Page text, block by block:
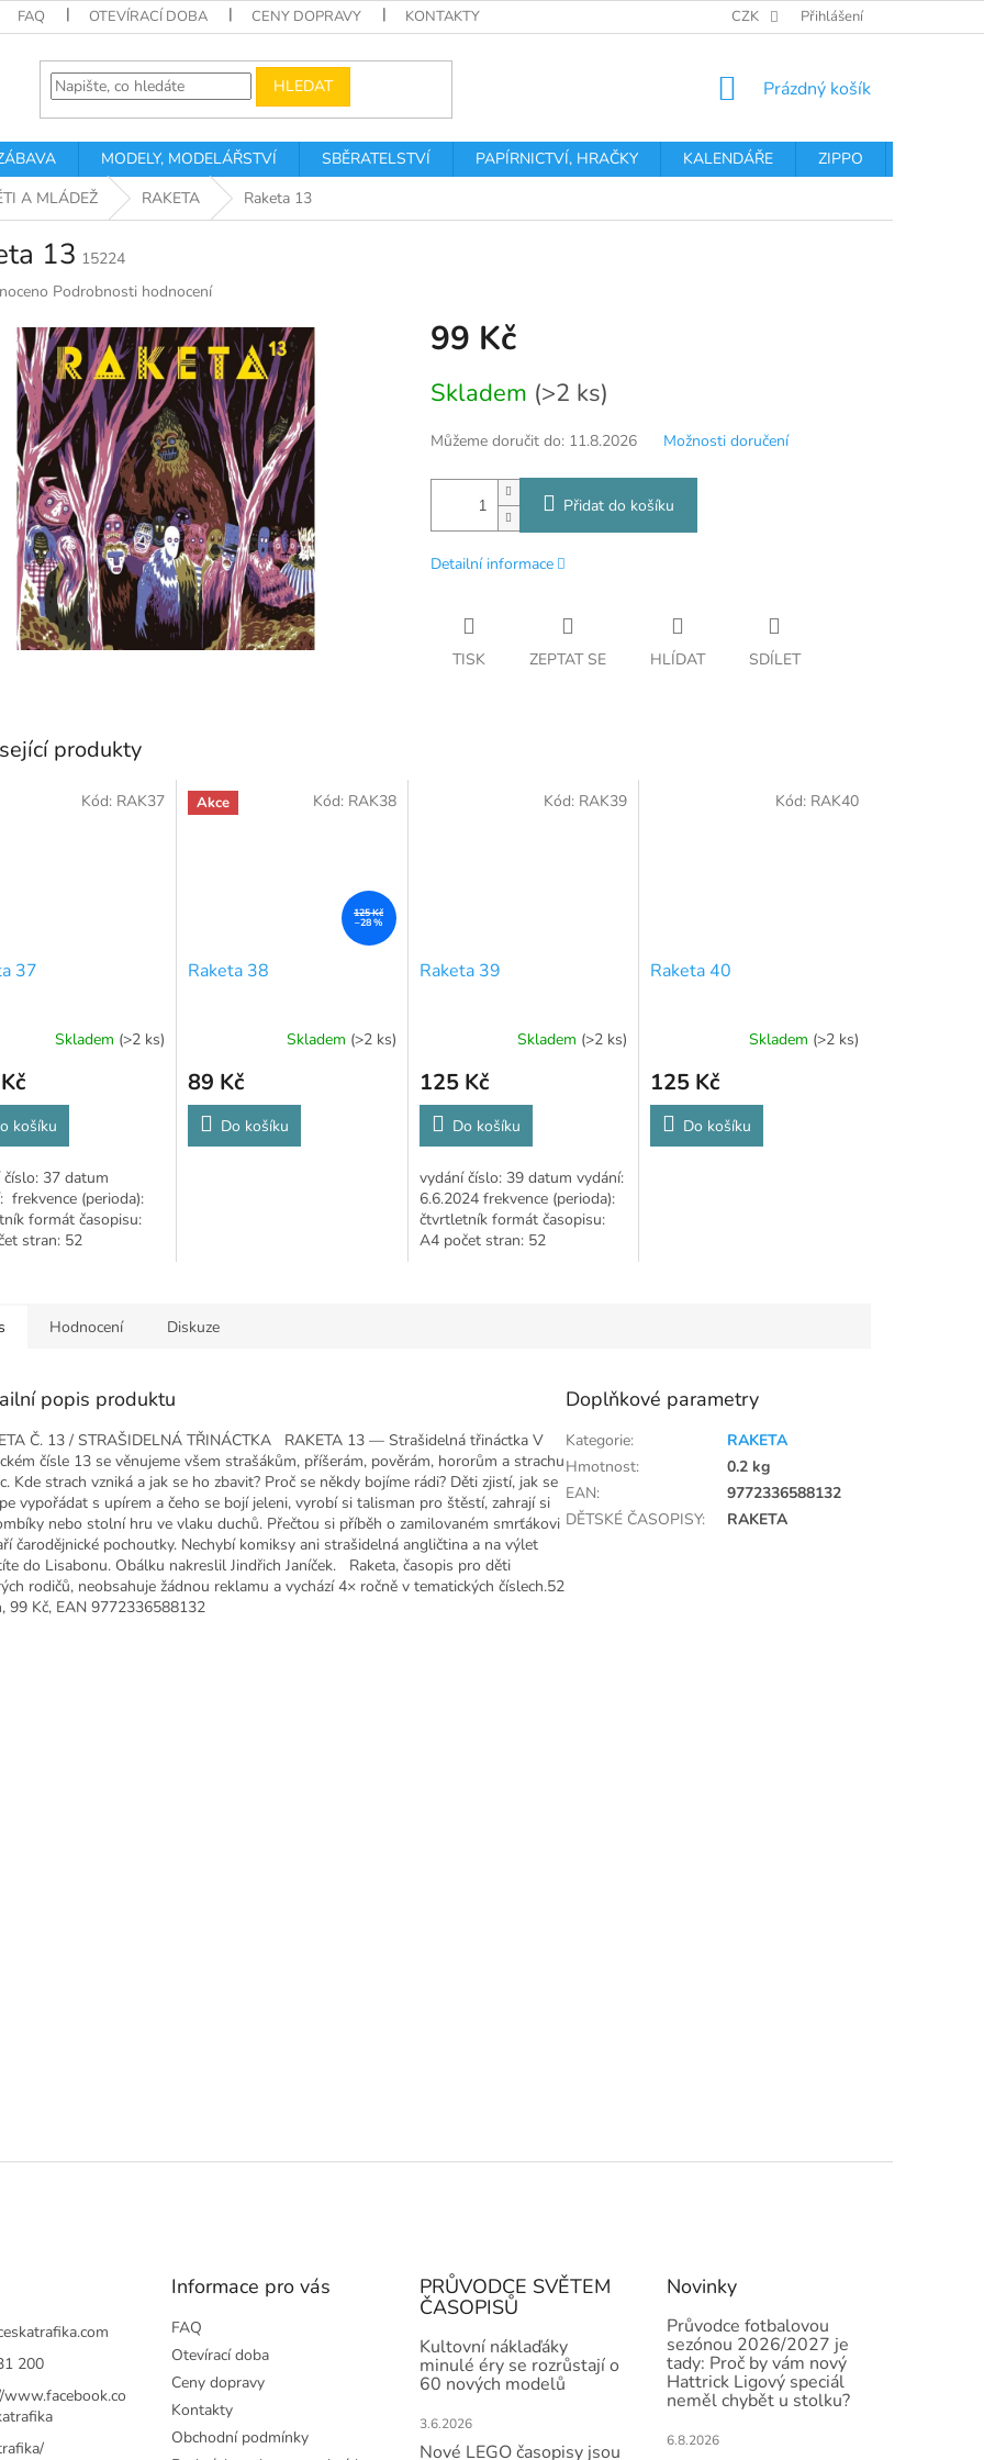
FAQ OTEVÍRACÍ DOBA CENY DOPRAVY KONTAKTY PODMÍNKY OCHRANY OSOBNÍCH
CZK Přihlášení
HLEDAT
NÁKUPNÍ
Prázdný košík
MODELY, MODELÁŘSTVÍ SBĚRATELSTVÍ PAPÍRNICTVÍ, HRAČKY KALENDÁŘE ZIPPO
A MLÁDEŽ RAKETA Raketa 13
13 15224
Podrobnosti hodnocení
99 Kč
cena:
Skladem (>2 ks)
Můžeme doručit do: 11.8.2026 Možnosti doručení
Přidat do košíku
Detailní informace
TISK ZEPTAT SE HLÍDAT SDÍLET
produkty
37
Skladem (>2 ks)
košíku
číslo: 37 datum
frekvence (perioda):
formát časopisu:
stran: 52
Kód: RAK37 Akce
125 Kč
–28 %
Raketa 38
Skladem (>2 ks)
89 Kč
Do košíku
Kód: RAK38
Raketa 39
Skladem (>2 ks)
125 Kč
Do košíku
vydání číslo: 39 datum vydání:
6.6.2024 frekvence (perioda):
čtvrtletník formát časopisu:
A4 počet stran: 52
Kód: RAK39
Raketa 40
Skladem (>2 ks)
125 Kč
Do košíku
Kód: RAK40
Hodnocení Diskuze
popis produktu
Č. 13 / STRAŠIDELNÁ TŘINÁCTKA RAKETA 13 — Strašidelná třináctka V
čísle 13 se věnujeme všem strašákům, příšerám, pověrám, hororům a strachu
Kde strach vzniká a jak se ho zbavit? Proč se někdy bojíme rádi? Děti zjistí, jak se
vypořádat s upírem a čeho se bojí jeleni, vyrobí si talisman pro štěstí, zahrají si
nebo stolní hru ve vlaku duchů. Přečtou si příběh o zamilovaném smrťákovi
čarodějnické pochoutky. Nechybí komiksy ani strašidelná angličtina a na výlet
do Lisabonu. Obálku nakreslil Jindřich Janíček. Raketa, časopis pro děti
rodičů, neobsahuje žádnou reklamu a vychází 4× ročně v tematických číslech.52
99 Kč, EAN 9772336588132
Doplňkové parametry
Kategorie:
RAKETA
Hmotnost:
0.2 kg
EAN:
9772336588132
DĚTSKÉ ČASOPISY: RAKETA
200
Informace pro vás
FAQ
Otevírací doba
Ceny dopravy
Kontakty
Obchodní podmínky
PRŮVODCE SVĚTEM
ČASOPISŮ
Kultovní náklaďáky
minulé éry se rozrůstají o
60 nových modelů
3.6.2026
Nové LEGO časopisy jsou
Novinky
Průvodce fotbalovou
sezónou 2026/2027 je
tady: Proč by vám nový
Hattrick Ligový speciál
neměl chybět u stolku?
6.8.2026